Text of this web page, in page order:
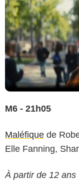
M6 - 21h05
Maléfique de
Elle Fanning,
À partir de 12 ans